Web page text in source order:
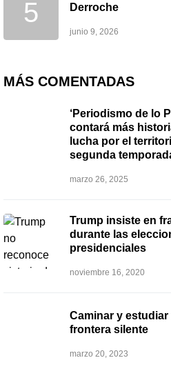
Derroche
junio 9, 2026
MÁS COMENTADAS
‘Periodismo de lo
contará más
lucha por el
segunda
marzo 26, 2025
Trump insiste en
durante las
presidenciales
noviembre 16, 2020
Caminar y estudiar
frontera silente
marzo 20, 2023